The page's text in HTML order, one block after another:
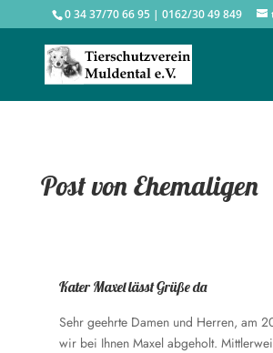
0 34 37/70 66 95 | 0162/30 49 849
Post von Ehemaligen
Kater Maxel lässt Grüße da
Sehr geehrte Damen und Herren, am
wir bei Ihnen Maxel abgeholt.